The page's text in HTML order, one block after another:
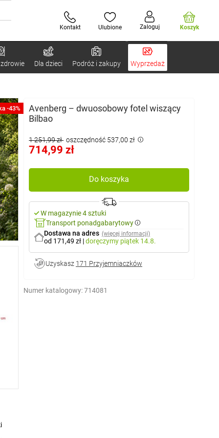
Kontakt Ulubione Zaloguj Koszyk
Dla dzieci Podróż i zakupy Wyprzedaż
-43%
Avenberg – dwuosobowy fotel wiszący
Bilbao
1 251,99 zł oszczędność 537,00 zł
714,99 zł
Do koszyka
W magazynie 4 sztuki
Transport ponadgabarytowy
Dostawa na adres (więcej informacji)
od 171,49 zł |doręczymy piątek 14.8.
Uzyskasz 171 Przyjemniaczków
Numer katalogowy:714081